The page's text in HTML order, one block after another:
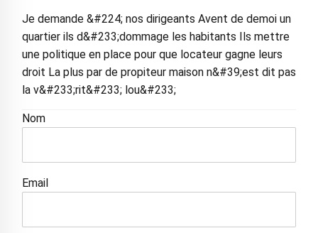
Je demande &#224; nos dirigeants Avent de demoi un
quartier ils d&#233;dommage les habitants Ils mettre
une politique en place pour que locateur gagne leurs
droit La plus par de propiteur maison n&#39;est dit pas
la v&#233;rit&#233; lou&#233;
Nom
Email